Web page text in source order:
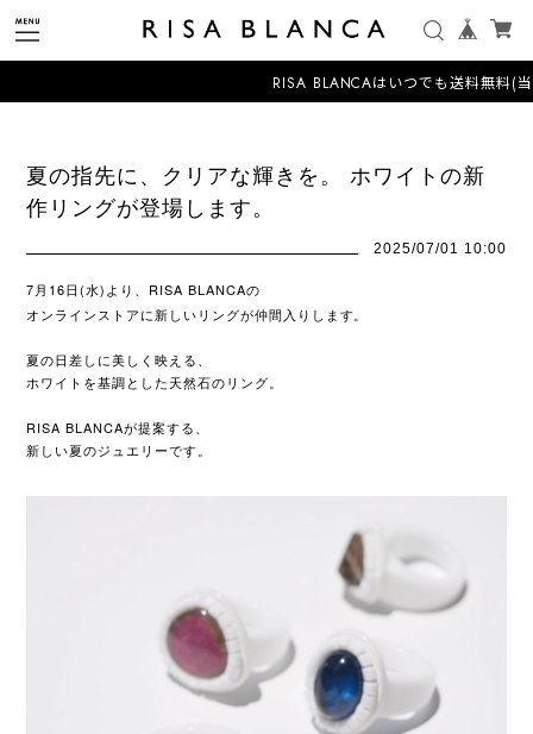
RISA BLANCAはいつでも送料無料(当
夏の指先に、クリアな輝きを。 ホワイトの新
作リングが登場します。
2025/07/01 10:00
7月16日(水)より、RISA BLANCAの
オンラインストアに新しいリングが仲間入りします。
夏の日差しに美しく映える、
ホワイトを基調とした天然石のリング。
RISA BLANCAが提案する、
新しい夏のジュエリーです。